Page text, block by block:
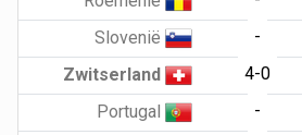
Slovenië
-
Zwitserland
4-0
Portugal
-